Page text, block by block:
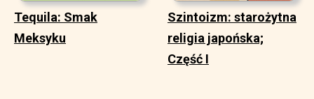
Tequila: Smak
Meksyku
Szintoizm: starożytna
religia japońska;
Część I